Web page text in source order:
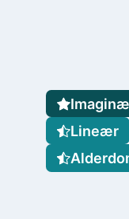
Lineær